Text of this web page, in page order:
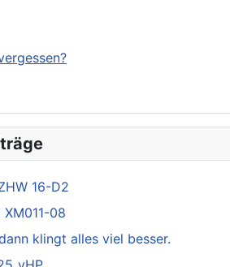
16-D2
XM011-08
klingt alles viel besser.